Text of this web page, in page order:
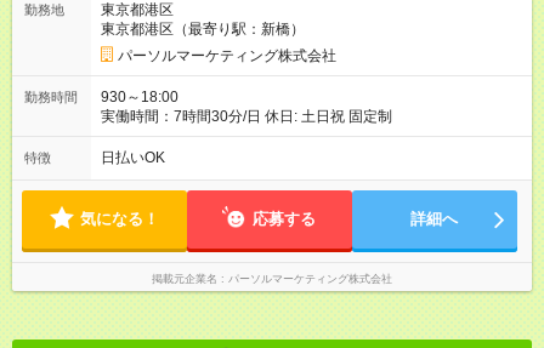
勤務地
東京都港区
東京都港区（最寄り駅：新橋）
パーソルマーケティング株式会社
勤務時間
930～18:00
実働時間：7時間30分/日 休日: 土日祝 固定制
特徴 日払いOK
気になる！ 応募する 詳細へ
掲載元企業名 パーソルマーケティング株式会社